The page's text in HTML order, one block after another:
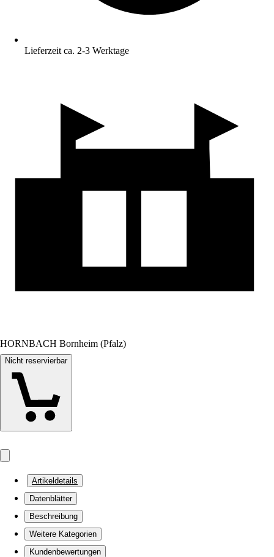
Lieferzeit ca. 2-3 Werktage
HORNBACH Bornheim (Pfalz)
Nicht reservierbar
Artikeldetails
Datenblätter
Beschreibung
Weitere Kategorien
Kundenbewertungen